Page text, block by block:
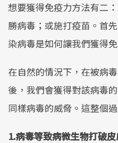
想要獲得免疫力方法有二
勝病毒；或施打疫苗。首
染病毒是如何讓我們獲得
在自然的情況下，在被病
後，我們會獲得對該病毒
同樣病毒的威脅。這整個
1.病毒等致病微生物打破